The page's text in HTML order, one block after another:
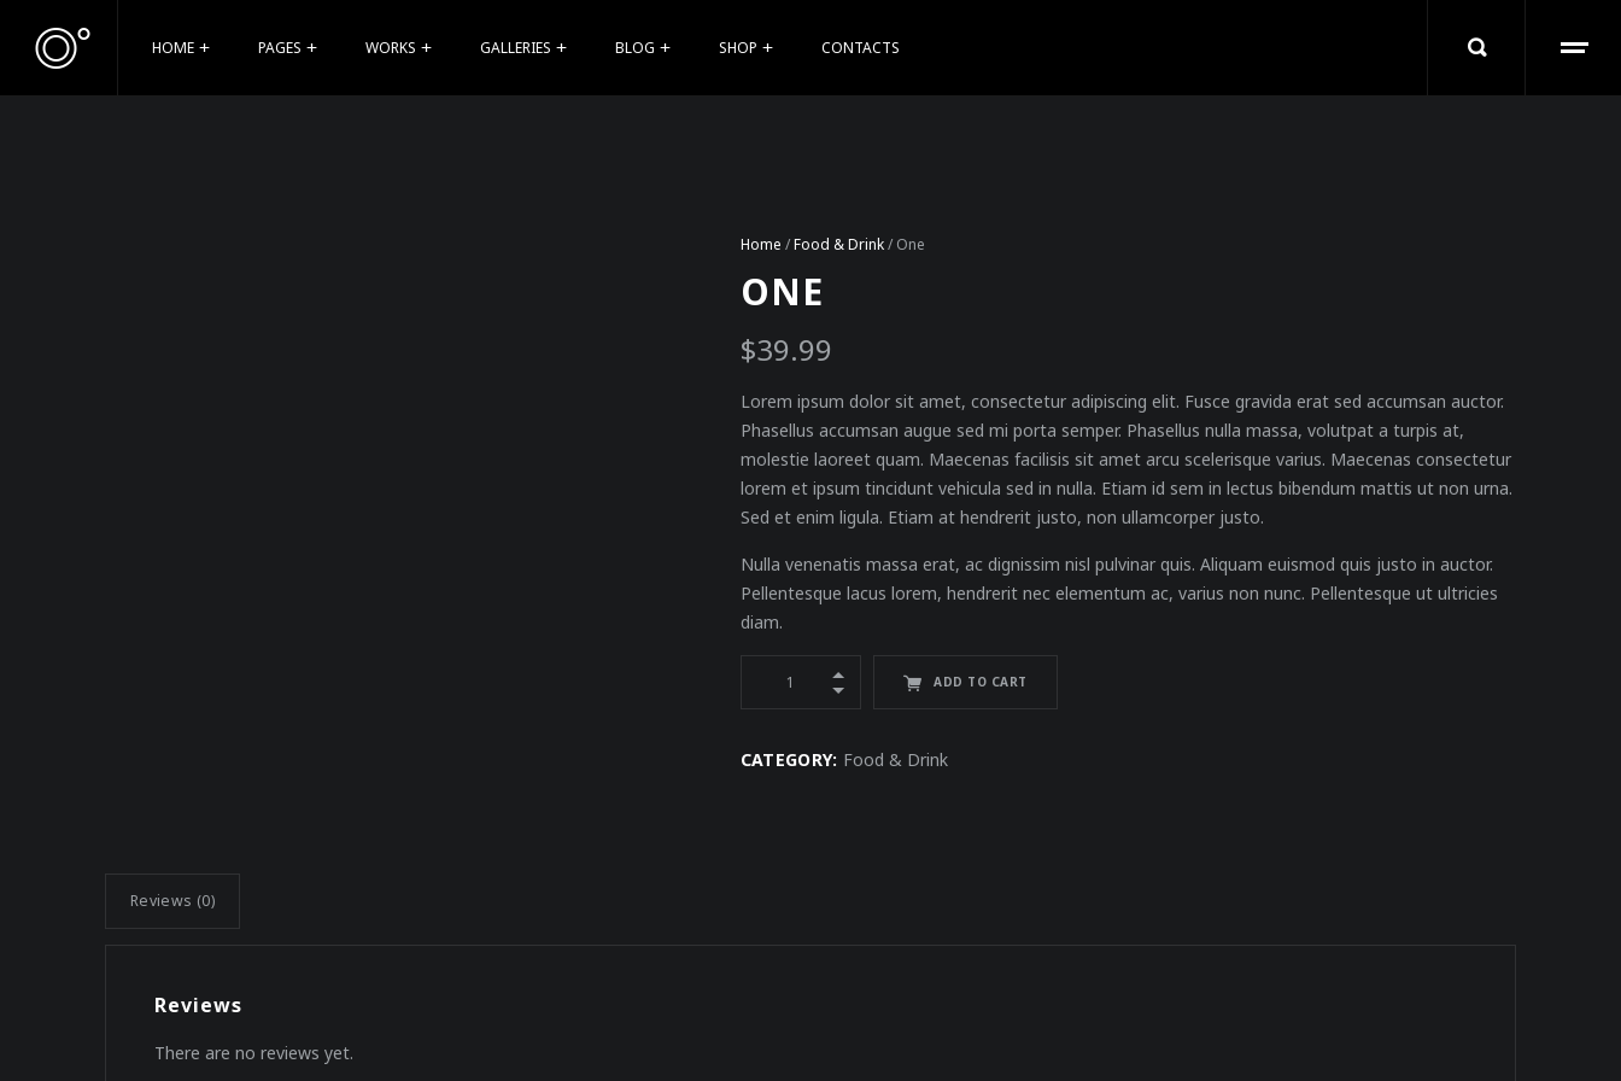
HOME PAGES WORKS GALLERIES BLOG SHOP CONTACTS
Home /Food & Drink/ One
ONE
$39.99
Lorem ipsum dolor sit amet, consectetur adipiscing elit. Fusce gravida erat sed accumsan auctor.
Phasellus accumsan augue sed mi porta semper. Phasellus nulla massa, volutpat a turpis at,
molestie laoreet quam. Maecenas facilisis sit amet arcu scelerisque varius. Maecenas consectetur
lorem et ipsum tincidunt vehicula sed in nulla. Etiam id sem in lectus bibendum mattis ut non urna.
Sed et enim ligula. Etiam at hendrerit justo, non ullamcorper justo.
Nulla venenatis massa erat, ac dignissim nisl pulvinar quis. Aliquam euismod quis justo in auctor.
Pellentesque lacus lorem, hendrerit nec elementum ac, varius non nunc. Pellentesque ut ultricies
diam.
ADD TO CART
CATEGORY: Food & Drink
Reviews (0)
Reviews
There are no reviews yet.